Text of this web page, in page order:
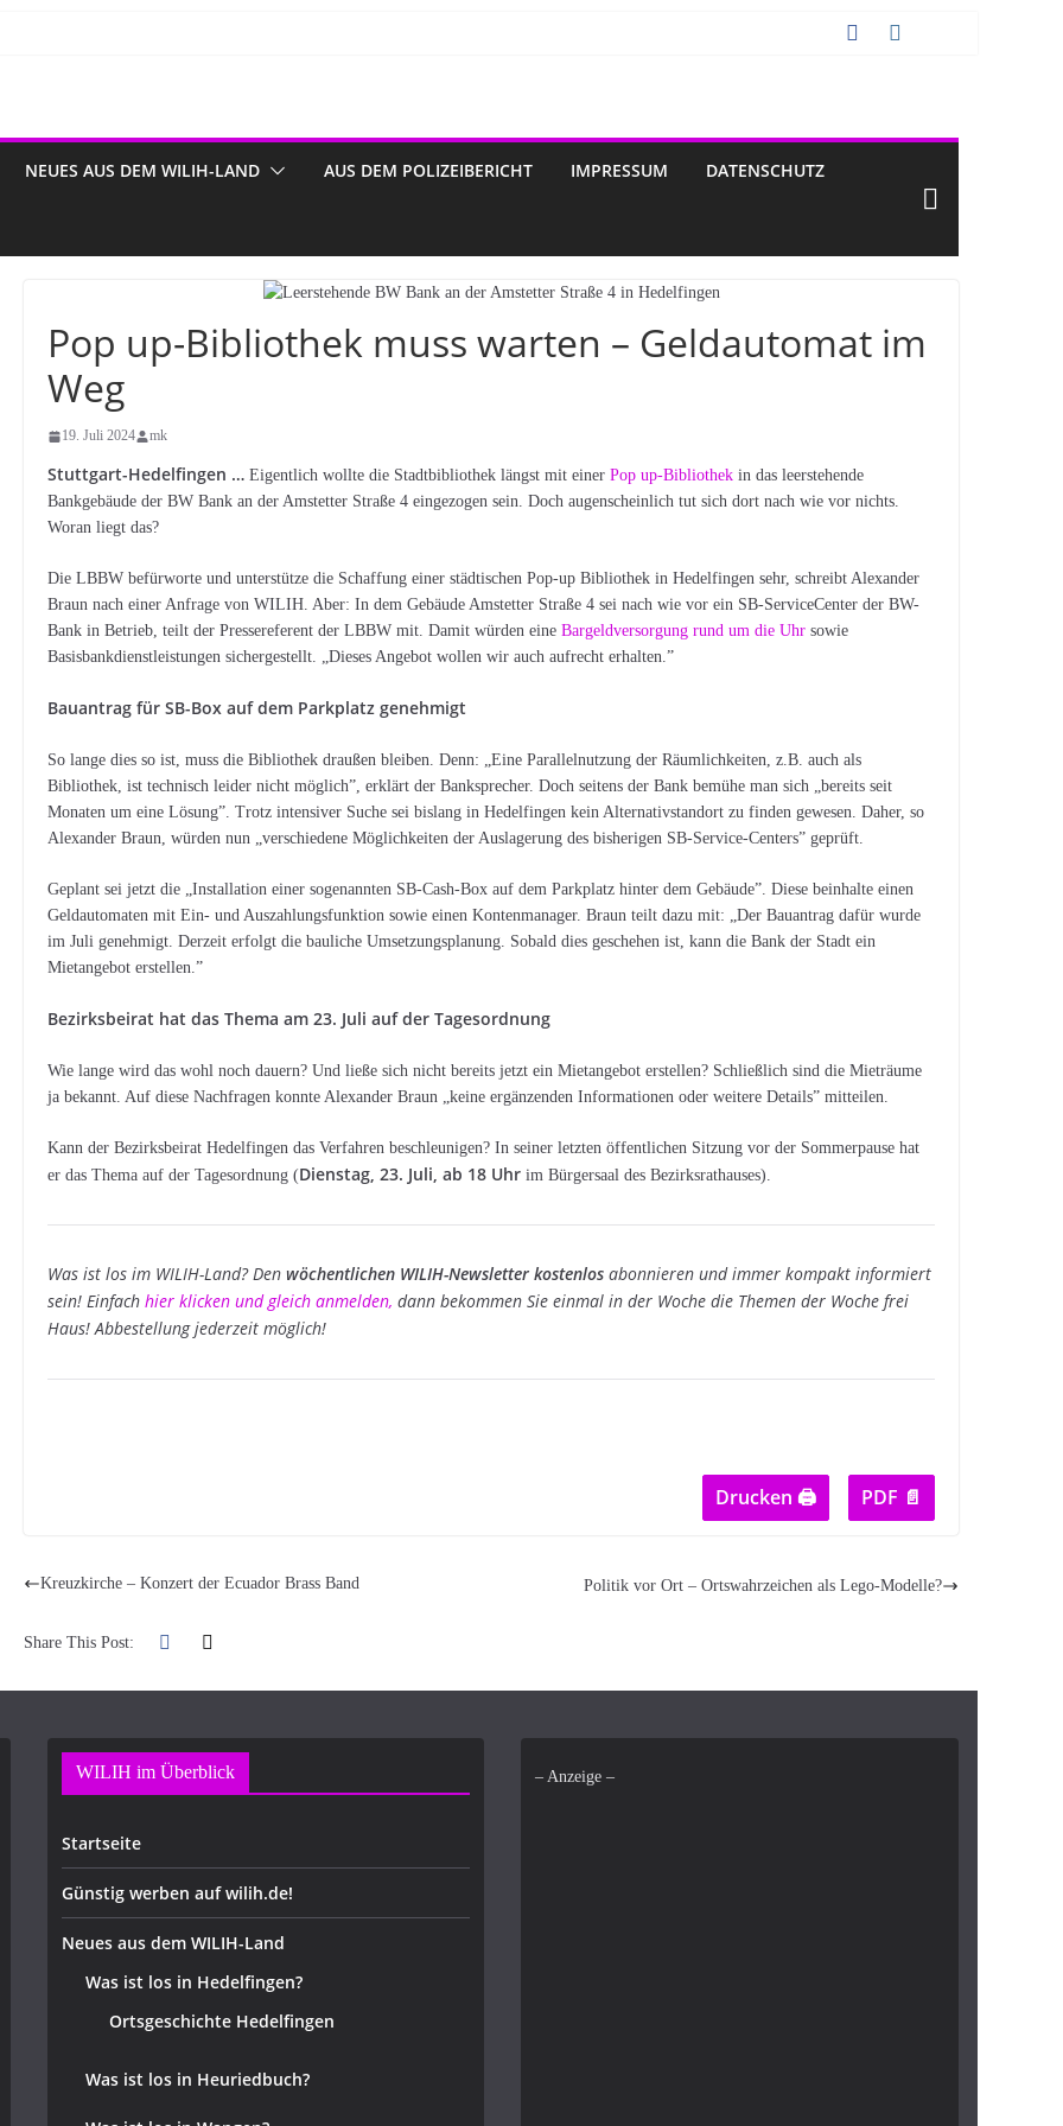
NEUES AUS DEM WILIH-LAND AUS DEM POLIZEIBERICHT IMPRESSUM DATENSCHUTZ
Pop up-Bibliothek muss warten – Geldautomat im
Weg
19. Juli 2024 mk
Stuttgart-Hedelfingen … Eigentlich wollte die Stadtbibliothek längst mit einerPop up-Bibliothek in das leerstehende
Bankgebäude der BW Bank an der Amstetter Straße 4 eingezogen sein. Doch augenscheinlich tut sich dort nach wie vor nichts.
Woran liegt das?
Die LBBW befürworte und unterstütze die Schaffung einer städtischen Pop-up Bibliothek in Hedelfingen sehr, schreibt Alexander
Braun nach einer Anfrage von WILIH. Aber: In dem Gebäude Amstetter Straße 4 sei nach wie vor ein SB-ServiceCenter der BW-
Bank in Betrieb, teilt der Pressereferent der LBBW mit. Damit würden eineBargeldversorgung rund um die Uhr sowie
Basisbankdienstleistungen sichergestellt. „Dieses Angebot wollen wir auch aufrecht erhalten.”
Bauantrag für SB-Box auf dem Parkplatz genehmigt
So lange dies so ist, muss die Bibliothek draußen bleiben. Denn: „Eine Parallelnutzung der Räumlichkeiten, z.B. auch als
Bibliothek, ist technisch leider nicht möglich”, erklärt der Banksprecher. Doch seitens der Bank bemühe man sich „bereits seit
Monaten um eine Lösung”. Trotz intensiver Suche sei bislang in Hedelfingen kein Alternativstandort zu finden gewesen. Daher, so
Alexander Braun, würden nun „verschiedene Möglichkeiten der Auslagerung des bisherigen SB-Service-Centers” geprüft.
Geplant sei jetzt die „Installation einer sogenannten SB-Cash-Box auf dem Parkplatz hinter dem Gebäude”. Diese beinhalte einen
Geldautomaten mit Ein- und Auszahlungsfunktion sowie einen Kontenmanager. Braun teilt dazu mit: „Der Bauantrag dafür wurde
im Juli genehmigt. Derzeit erfolgt die bauliche Umsetzungsplanung. Sobald dies geschehen ist, kann die Bank der Stadt ein
Mietangebot erstellen.”
Bezirksbeirat hat das Thema am 23. Juli auf der Tagesordnung
Wie lange wird das wohl noch dauern? Und ließe sich nicht bereits jetzt ein Mietangebot erstellen? Schließlich sind die Mieträume
ja bekannt. Auf diese Nachfragen konnte Alexander Braun „keine ergänzenden Informationen oder weitere Details” mitteilen.
Kann der Bezirksbeirat Hedelfingen das Verfahren beschleunigen? In seiner letzten öffentlichen Sitzung vor der Sommerpause hat
er das Thema auf der Tagesordnung (Dienstag, 23. Juli, ab 18 Uhr im Bürgersaal des Bezirksrathauses).
Was ist los im WILIH-Land? Denwöchentlichen WILIH-Newsletter kostenlos abonnieren und immer kompakt informiert
sein! Einfachhier klicken und gleich anmelden, dann bekommen Sie einmal in der Woche die Themen der Woche frei
Haus! Abbestellung jederzeit möglich!
Drucken 🖨 PDF 📄
Kreuzkirche – Konzert der Ecuador Brass Band Politik vor Ort – Ortswahrzeichen als Lego-Modelle?
Share This Post:
WILIH im Überblick
Startseite
Günstig werben auf wilih.de!
Neues aus dem WILIH-Land
Was ist los in Hedelfingen?
Ortsgeschichte Hedelfingen
Was ist los in Heuriedbuch?
– Anzeige –